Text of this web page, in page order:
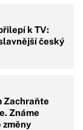
k TV:
český
Zachraňte
Známe
změny